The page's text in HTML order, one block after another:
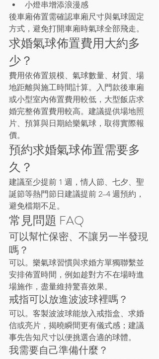
小燈串增添浪漫感
後車廂佈置需確認車廂尺寸與氣球固定
方式，避免打開車廂時氣球全部飛走。
求婚氣球佈置費用大約多
少？
費用依佈置規模、氣球數量、材質、場
地距離與施工時間計算。入門款後車廂
或小型室內佈置費用較低，大型飯店求
婚完整佈置費用較高。建議提供場地照
片、預算與日期給樂氣球，取得實際報
價。
預約求婚氣球佈置需要多
久？
建議至少提前 1 週，情人節、七夕、聖
誕節等熱門節日建議提前 2–4 週預約，
避免檔期不足。
常見問題 FAQ
可以幫忙保密、不讓另一半發現
嗎？
可以。樂氣球習慣與求婚方單獨聯繫並
安排佈置時間，例如趁對方不在場時進
場施作，盡量維持驚喜效果。
戒指可以放進波波球裡嗎？
可以。客製波波球能放入戒指盒、求婚
信或亮片，揭曉瞬間更有儀式感；建議
事先告知尺寸以便挑選合適的球體。
我需要自己準備什麼？